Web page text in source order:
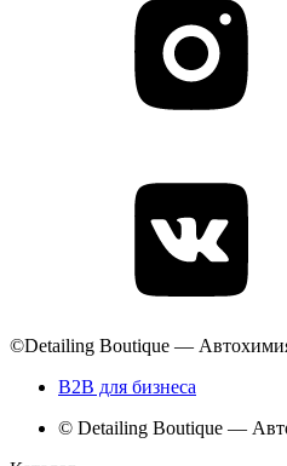
©Detailing Boutique —
B2B для бизнеса
© Detailing Boutique —